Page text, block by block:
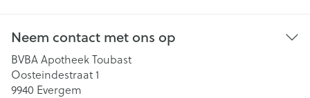
Neem contact met ons op
BVBA Apotheek Toubast
Oosteindestraat 1
9940 Evergem